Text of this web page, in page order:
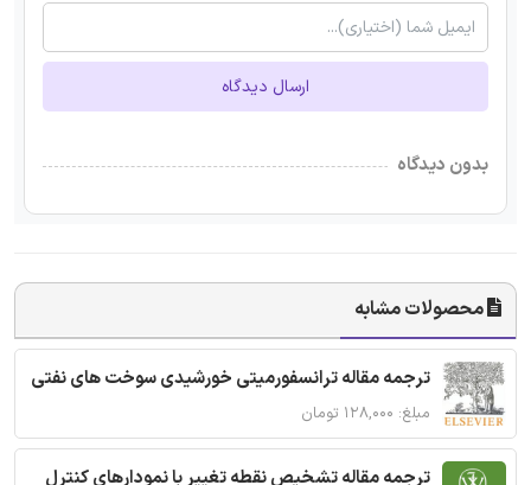
ارسال دیدگاه
بدون دیدگاه
محصولات مشابه
ترجمه مقاله ترانسفورمیتی خورشیدی سوخت های نفتی
مبلغ: ۱۲۸,۰۰۰ تومان
ترجمه مقاله تشخیص نقطه تغییر با نمودارهای کنترل